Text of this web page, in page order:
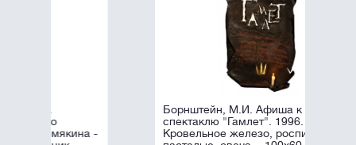
Борнштейн, М.И. Афиша к
спектаклю "Гамлет". 1996.
Кровельное железо, роспись